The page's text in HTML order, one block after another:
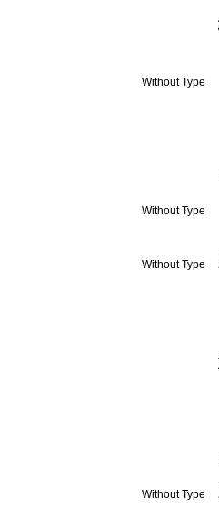
Without Type
Without Type
Without Type
Without Type